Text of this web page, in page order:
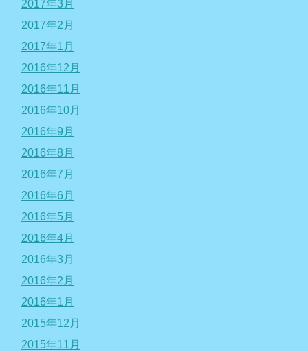
2017年3月
2017年2月
2017年1月
2016年12月
2016年11月
2016年10月
2016年9月
2016年8月
2016年7月
2016年6月
2016年5月
2016年4月
2016年3月
2016年2月
2016年1月
2015年12月
2015年11月